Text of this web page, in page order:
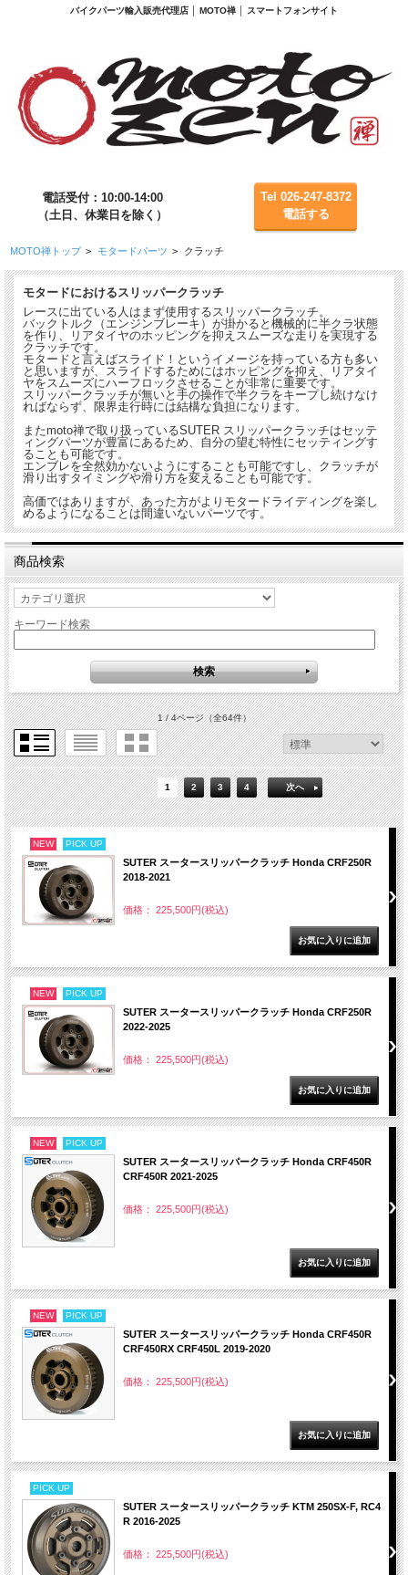
バイクパーツ輸入販売代理店 │ MOTO禅 │ スマートフォンサイト
電話受付：10:00-14:00
（土日、休業日を除く）
Tel 026-247-8372
電話する
MOTO禅トップ > モタードパーツ > クラッチ
モタードにおけるスリッパークラッチ
レースに出ている人はまず使用するスリッパークラッチ。
バックトルク（エンジンブレーキ）が掛かると機械的に半クラ状態
を作り、リアタイヤのホッピングを抑えスムーズな走りを実現する
クラッチです。
モタードと言えばスライド！というイメージを持っている方も多い
と思いますが、スライドするためにはホッピングを抑え、リアタイ
ヤをスムーズにハーフロックさせることが非常に重要です。
スリッパークラッチが無いと手の操作で半クラをキープし続けなけ
ればならず、限界走行時には結構な負担になります。
またmoto禅で取り扱っているSUTER スリッパークラッチはセッテ
ィングパーツが豊富にあるため、自分の望む特性にセッティングす
ることも可能です。
エンブレを全然効かないようにすることも可能ですし、クラッチが
滑り出すタイミングや滑り方を変えることも可能です。
高価ではありますが、あった方がよりモタードライディングを楽し
めるようになることは間違いないパーツです。
商品検索
キーワード検索
1 / 4ページ（全64件）
1 2 3 4 次へ
NEW PICK UP
SUTER スータースリッパークラッチ Honda CRF250R
2018-2021
価格： 225,500円(税込)
NEW PICK UP
SUTER スータースリッパークラッチ Honda CRF250R
2022-2025
価格： 225,500円(税込)
NEW PICK UP
SUTER スータースリッパークラッチ Honda CRF450R
CRF450R 2021-2025
価格： 225,500円(税込)
NEW PICK UP
SUTER スータースリッパークラッチ Honda CRF450R
CRF450RX CRF450L 2019-2020
価格： 225,500円(税込)
PICK UP
SUTER スータースリッパークラッチ KTM 250SX-F, RC4
R 2016-2025
価格： 225,500円(税込)